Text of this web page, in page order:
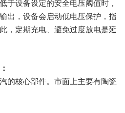
于设备设定的安全电压阈值时，
出，设备会启动低电压保护，指
，定期充电、避免过度放电是延
的核心部件。市面上主要有陶瓷